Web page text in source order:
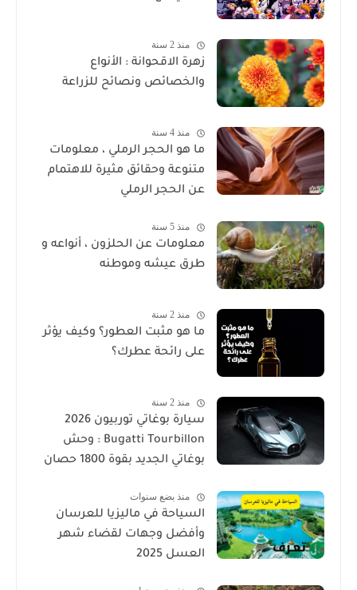
منذ 2 سنة
زهرة الاقحوانة : الأنواع
والخصائص ونصائح للزراعة
منذ 4 سنة
ما هو الحجر الرملي ، معلومات
متنوعة وحقائق مثيرة للاهتمام
عن الحجر الرملي
منذ 5 سنة
معلومات عن الحلزون ، أنواعه و
طرق عيشه وموطنه
منذ 2 سنة
ما هو مثبت العطور؟ وكيف يؤثر
على رائحة عطرك؟
منذ 2 سنة
سيارة بوغاتي توربيون 2026
Bugatti Tourbillon : وحش
بوغاتي الجديد بقوة 1800 حصان
منذ بضع سنوات
السياحة في ماليزيا للعرسان
وأفضل وجهات لقضاء شهر
العسل 2025